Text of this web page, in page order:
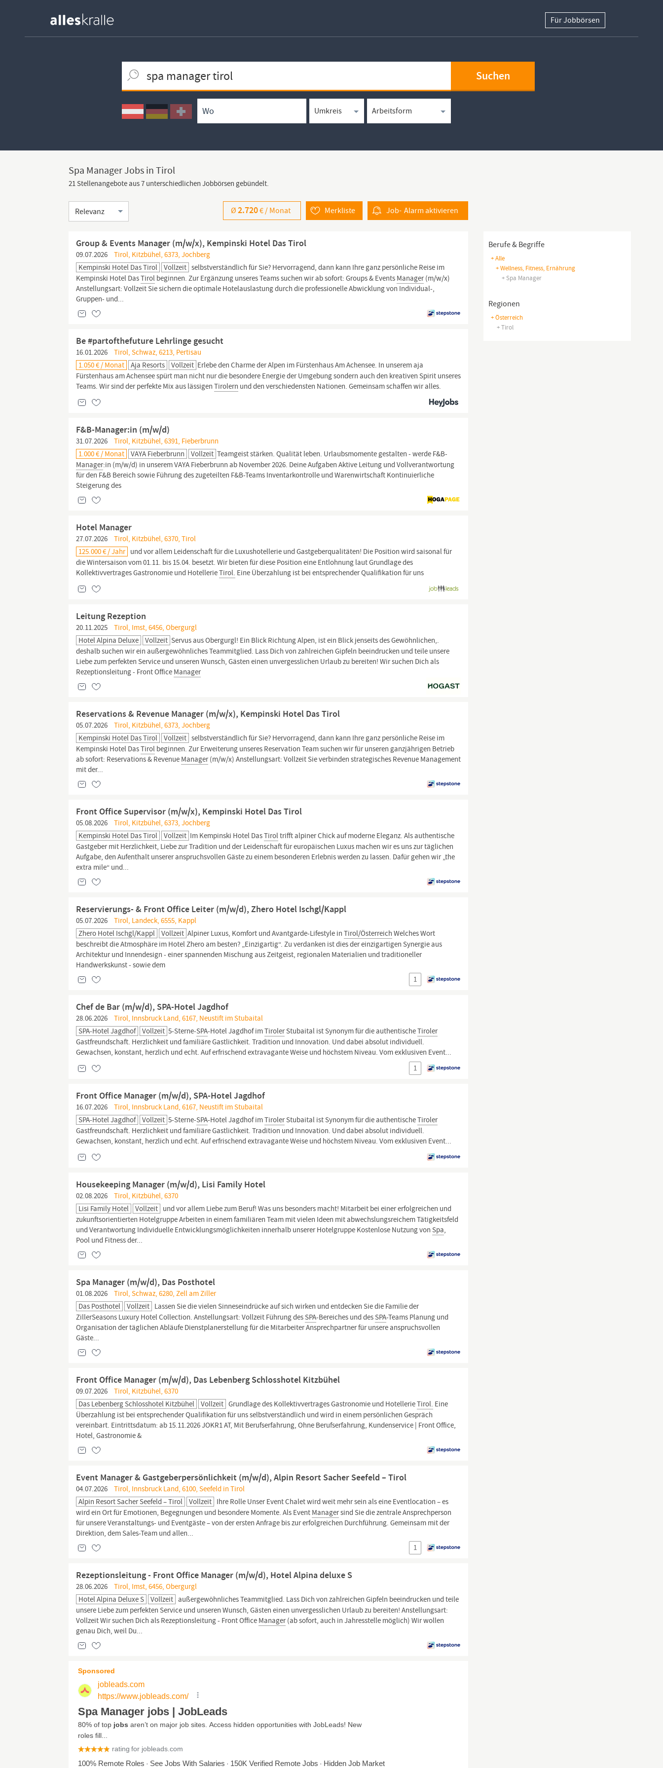
Für Jobbörsen
Ortssuche
Umkreissuche
Arbeitsform
Berufe & Begriffe
+ Alle
+ Wellness, Fitness, Ernährung
+ Spa Manager
Regionen
+ Österreich
+ Tirol
Spa Manager Jobs in Tirol
21 Stellenangebote aus 7 unterschiedlichen Jobbörsen gebündelt.
Sortierung Job- Alarmaktivieren
Merkliste
Ø2.720€ / Monat
Group & Events Manager (m/w/x), Kempinski Hotel Das Tirol
09.07.2026
Tirol, Kitzbühel, 6373, Jochberg
Kempinski Hotel Das Tirol
Vollzeit selbstverständlich für Sie? Hervorragend, dann kann Ihre ganz persönliche Reise im
Kempinski Hotel DasTirol beginnen. Zur Ergänzung unseres Teams suchen wir ab sofort: Groups & Events Manager(m/w/x)
Anstellungsart: Vollzeit Sie sichern die optimale Hotelauslastung durch die professionelle Abwicklung von Individual-,
Gruppen- und...
Be #partofthefuture Lehrlinge gesucht
16.01.2026
Tirol, Schwaz, 6213, Pertisau
1.050 € / Monat
Aja Resorts Vollzeit Erlebe den Charme der Alpen im Fürstenhaus Am Achensee. In unserem aja
Fürstenhaus am Achensee spürt man nicht nur die besondere Energie der Umgebung sondern auch den kreativen Spirit unseres
Teams. Wir sind der perfekte Mix aus lässigenTirolern und den verschiedensten Nationen. Gemeinsam schaffen wir alles.
F&B-Manager:in (m/w/d)
31.07.2026
Tirol, Kitzbühel, 6391, Fieberbrunn
1.000 € / Monat
VAYA Fieberbrunn Vollzeit Teamgeist stärken. Qualität leben. Urlaubsmomente gestalten - werde F&B-
Manager:in (m/w/d) in unserem VAYA Fieberbrunn ab November 2026. Deine Aufgaben Aktive Leitung und Vollverantwortung
für den F&B Bereich sowie Führung des zugeteilten F&B-Teams Inventarkontrolle und Warenwirtschaft Kontinuierliche
Steigerung des
Hotel Manager
27.07.2026
Tirol, Kitzbühel, 6370, Tirol
125.000 € / Jahr und vor allem Leidenschaft für die Luxushotellerie und Gastgeberqualitäten! Die Position wird saisonal für
die Wintersaison vom 01.11. bis 15.04. besetzt. Wir bieten für diese Position eine Entlohnung laut Grundlage des
Kollektivvertrages Gastronomie und HotellerieTirol. Eine Überzahlung ist bei entsprechender Qualifikation für uns
Leitung Rezeption
20.11.2025
Tirol, Imst, 6456, Obergurgl
Hotel Alpina Deluxe
Vollzeit Servus aus Obergurgl! Ein Blick Richtung Alpen, ist ein Blick jenseits des Gewöhnlichen,.
deshalb suchen wir ein außergewöhnliches Teammitglied. Lass Dich von zahlreichen Gipfeln beeindrucken und teile unsere
Liebe zum perfekten Service und unseren Wunsch, Gästen einen unvergesslichen Urlaub zu bereiten! Wir suchen Dich als
Rezeptionsleitung - Front Office Manager
Reservations & Revenue Manager (m/w/x), Kempinski Hotel Das Tirol
05.07.2026
Tirol, Kitzbühel, 6373, Jochberg
Kempinski Hotel Das Tirol
Vollzeit selbstverständlich für Sie? Hervorragend, dann kann Ihre ganz persönliche Reise im
Kempinski Hotel DasTirol beginnen. Zur Erweiterung unseres Reservation Team suchen wir für unseren ganzjährigen Betrieb
ab sofort: Reservations & Revenue Manager(m/w/x) Anstellungsart: Vollzeit Sie verbinden strategisches Revenue Management
mit der...
Front Office Supervisor (m/w/x), Kempinski Hotel Das Tirol
05.08.2026
Tirol, Kitzbühel, 6373, Jochberg
Kempinski Hotel Das Tirol
Vollzeit Im Kempinski Hotel DasTiroltrifft alpiner Chick auf moderne Eleganz. Als authentische
Gastgeber mit Herzlichkeit, Liebe zur Tradition und der Leidenschaft für europäischen Luxus machen wir es uns zur täglichen
Aufgabe, den Aufenthalt unserer anspruchsvollen Gäste zu einem besonderen Erlebnis werden zu lassen. Dafür gehen wir „the
extra mile“ und...
Reservierungs- & Front Office Leiter (m/w/d), Zhero Hotel Ischgl/Kappl
05.07.2026
Tirol, Landeck, 6555, Kappl
Zhero Hotel Ischgl/Kappl
Vollzeit Alpiner Luxus, Komfort und Avantgarde-Lifestyle inTirol/Österreich Welches Wort
beschreibt die Atmosphäre im Hotel Zhero am besten? „Einzigartig“. Zu verdanken ist dies der einzigartigen Synergie aus
Architektur und Innendesign - einer spannenden Mischung aus Zeitgeist, regionalen Materialien und traditioneller
Handwerkskunst - sowie dem
1
Chef de Bar (m/w/d), SPA-Hotel Jagdhof
28.06.2026
Tirol, Innsbruck Land, 6167, Neustift im Stubaital
SPA-Hotel Jagdhof
Vollzeit 5-Sterne-SPA-Hotel Jagdhof imTirolerStubaital ist Synonym für die authentischeTiroler
Gastfreundschaft. Herzlichkeit und familiäre Gastlichkeit. Tradition und Innovation. Und dabei absolut individuell.
Gewachsen, konstant, herzlich und echt. Auf erfrischend extravagante Weise und höchstem Niveau. Vom exklusiven Event...
1
Front Office Manager (m/w/d), SPA-Hotel Jagdhof
16.07.2026
Tirol, Innsbruck Land, 6167, Neustift im Stubaital
SPA-Hotel Jagdhof
Vollzeit 5-Sterne-SPA-Hotel Jagdhof imTirolerStubaital ist Synonym für die authentischeTiroler
Gastfreundschaft. Herzlichkeit und familiäre Gastlichkeit. Tradition und Innovation. Und dabei absolut individuell.
Gewachsen, konstant, herzlich und echt. Auf erfrischend extravagante Weise und höchstem Niveau. Vom exklusiven Event...
Housekeeping Manager (m/w/d), Lisi Family Hotel
02.08.2026
Tirol, Kitzbühel, 6370
Lisi Family Hotel
Vollzeit und vor allem Liebe zum Beruf! Was uns besonders macht! Mitarbeit bei einer erfolgreichen und
zukunftsorientierten Hotelgruppe Arbeiten in einem familiären Team mit vielen Ideen mit abwechslungsreichem Tätigkeitsfeld
und Verantwortung Individuelle Entwicklungsmöglichkeiten innerhalb unserer Hotelgruppe Kostenlose Nutzung von Spa,
Pool und Fitness der...
Spa Manager (m/w/d), Das Posthotel
01.08.2026
Tirol, Schwaz, 6280, Zell am Ziller
Das Posthotel
Vollzeit Lassen Sie die vielen Sinneseindrücke auf sich wirken und entdecken Sie die Familie der
ZillerSeasons Luxury Hotel Collection. Anstellungsart: Vollzeit Führung des SPA-Bereiches und des SPA-Teams Planung und
Organisation der täglichen Abläufe Dienstplanerstellung für die Mitarbeiter Ansprechpartner für unsere anspruchsvollen
Gäste...
Front Office Manager (m/w/d), Das Lebenberg Schlosshotel Kitzbühel
09.07.2026
Tirol, Kitzbühel, 6370
Das Lebenberg Schlosshotel Kitzbühel
Vollzeit Grundlage des Kollektivvertrages Gastronomie und HotellerieTirol. Eine
Überzahlung ist bei entsprechender Qualifikation für uns selbstverständlich und wird in einem persönlichen Gespräch
vereinbart. Eintrittsdatum: ab 15.11.2026 JOKR1 AT, Mit Berufserfahrung, Ohne Berufserfahrung, Kundenservice | Front Office,
Hotel, Gastronomie &
Event Manager & Gastgeberpersönlichkeit (m/w/d), Alpin Resort Sacher Seefeld – Tirol
04.07.2026
Tirol, Innsbruck Land, 6100, Seefeld in Tirol
Alpin Resort Sacher Seefeld – Tirol
Vollzeit Ihre Rolle Unser Event Chalet wird weit mehr sein als eine Eventlocation – es
wird ein Ort für Emotionen, Begegnungen und besondere Momente. Als Event Managersind Sie die zentrale Ansprechperson
für unsere Veranstaltungs- und Eventgäste – von der ersten Anfrage bis zur erfolgreichen Durchführung. Gemeinsam mit der
Direktion, dem Sales-Team und allen...
1
Rezeptionsleitung - Front Office Manager (m/w/d), Hotel Alpina deluxe S
28.06.2026
Tirol, Imst, 6456, Obergurgl
Hotel Alpina Deluxe S
Vollzeit außergewöhnliches Teammitglied. Lass Dich von zahlreichen Gipfeln beeindrucken und teile
unsere Liebe zum perfekten Service und unseren Wunsch, Gästen einen unvergesslichen Urlaub zu bereiten! Anstellungsart:
Vollzeit Wir suchen Dich als Rezeptionsleitung - Front Office Manager(ab sofort, auch in Jahresstelle möglich) Wir wollen
genau Dich, weil Du...